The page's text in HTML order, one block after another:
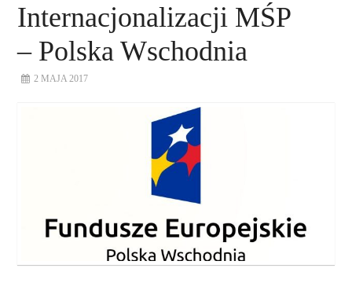
Internacjonalizacji MŚP
– Polska Wschodnia
2 MAJA 2017